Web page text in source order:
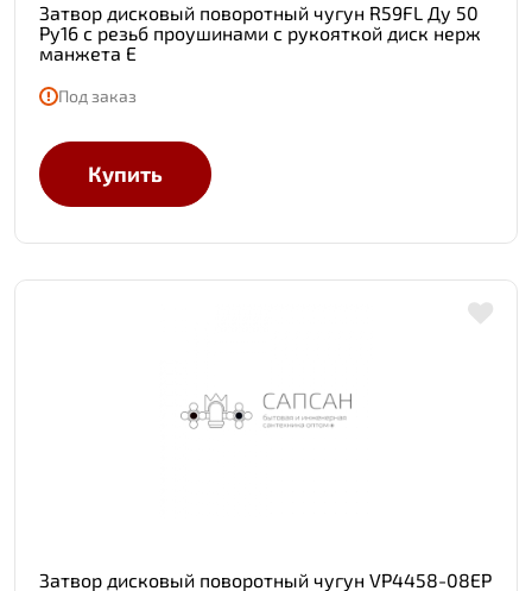
Затвор дисковый поворотный чугун R59FL Ду 50
Ру16 с резьб проушинами с рукояткой диск нерж
манжета E
Под заказ
Купить
Затвор дисковый поворотный чугун VP4458-08EP